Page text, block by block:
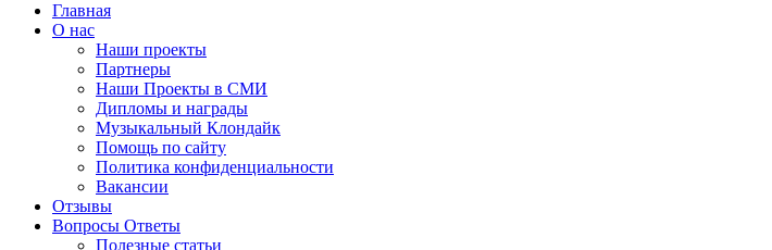
Главная
О нас
Наши проекты
Партнеры
Наши Проекты в СМИ
Дипломы и награды
Музыкальный Клондайк
Помощь по сайту
Политика конфиденциальности
Вакансии
Отзывы
Вопросы Ответы
Полезные статьи